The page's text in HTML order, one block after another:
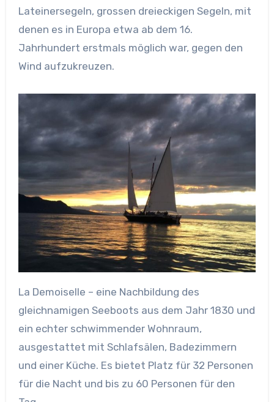
Lateinersegeln, grossen dreieckigen Segeln, mit
denen es in Europa etwa ab dem 16.
Jahrhundert erstmals möglich war, gegen den
Wind aufzukreuzen.
La Demoiselle – eine Nachbildung des
gleichnamigen Seeboots aus dem Jahr 1830 und
ein echter schwimmender Wohnraum,
ausgestattet mit Schlafsälen, Badezimmern
und einer Küche. Es bietet Platz für 32 Personen
für die Nacht und bis zu 60 Personen für den